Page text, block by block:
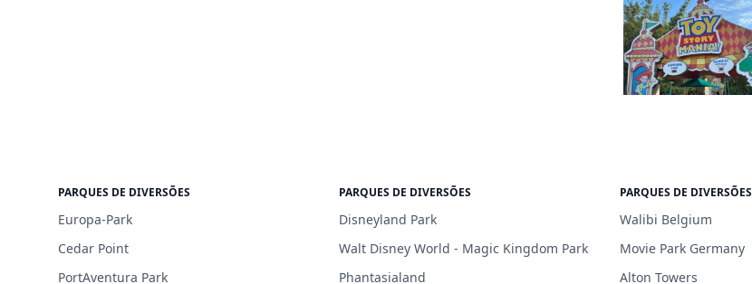
PARQUES DE DIVERSÕES
Europa-Park
Cedar Point
PortAventura Park
PARQUES DE DIVERSÕES
Disneyland Park
Walt Disney World - Magic Kingdom Park
Phantasialand
PARQUES DE DIVERSÕES
Walibi Belgium
Movie Park Germany
Alton Towers